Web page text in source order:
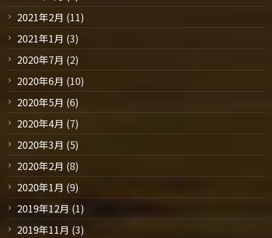
2021年2月 (11)
2021年1月 (3)
2020年7月 (2)
2020年6月 (10)
2020年5月 (6)
2020年4月 (7)
2020年3月 (5)
2020年2月 (8)
2020年1月 (9)
2019年12月 (1)
2019年11月 (3)